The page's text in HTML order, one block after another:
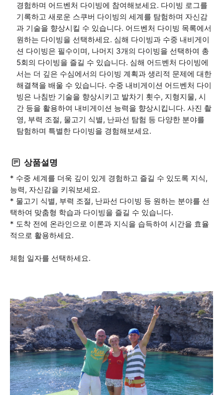
경험하며 어드벤처 다이빙에 참여해보세요. 다이빙 로그를
기록하고 새로운 스쿠버 다이빙의 세계를 탐험하며 자신감
과 기술을 향상시킬 수 있습니다. 어드벤처 다이빙 목록에서
원하는 다이빙을 선택하세요. 심해 다이빙과 수중 내비게이
션 다이빙은 필수이며, 나머지 3개의 다이빙을 선택하여 총
5회의 다이빙을 즐길 수 있습니다. 심해 어드벤처 다이빙에
서는 더 깊은 수심에서의 다이빙 계획과 생리적 문제에 대한
해결책을 배울 수 있습니다. 수중 내비게이션 어드벤처 다이
빙은 나침반 기술을 향상시키고 발차기 횟수, 지형지물, 시
간 등을 활용하여 내비게이션 능력을 향상시킵니다. 사진 촬
영, 부력 조절, 물고기 식별, 난파선 탐험 등 다양한 분야를
탐험하며 특별한 다이빙을 경험해보세요.
상품설명
* 수중 세계를 더욱 깊이 있게 경험하고 즐길 수 있도록 지식,
능력, 자신감을 키워보세요.
* 물고기 식별, 부력 조절, 난파선 다이빙 등 원하는 분야를 선
택하여 맞춤형 학습과 다이빙을 즐길 수 있습니다.
* 도착 전에 온라인으로 이론과 지식을 습득하여 시간을 효율
적으로 활용하세요.
체험 일자를 선택하세요.